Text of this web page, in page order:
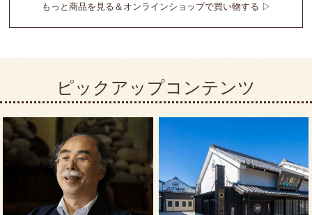
日本の恵 国産小麦みそ煮込みうどん 八丁味噌化粧樽詰
ゴールド赤だし化粧樽詰 有機味噌白だし詰合せ
もっと商品を見る＆オンラインショップで買い物する ▷
ピックアップコンテンツ